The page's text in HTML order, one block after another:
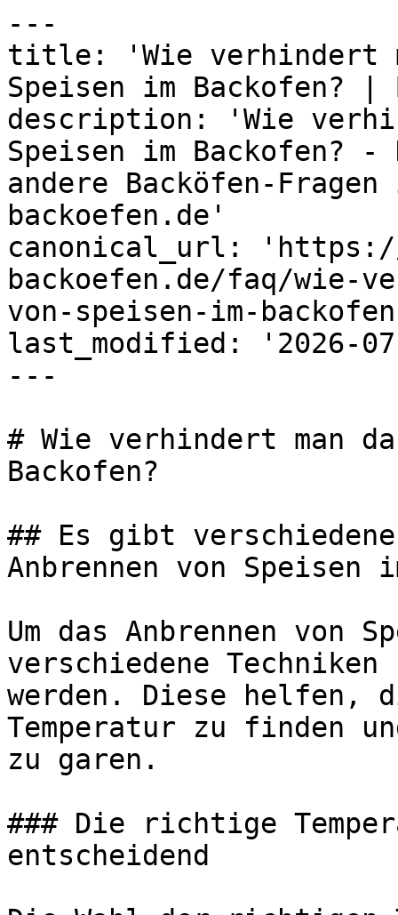
---
title: 'Wie verhindert
Speisen im Backofen? |
description: 'Wie
Speisen im Backofen?
andere Backöfen-
backoefen.de'
canonical_url: 'https://
backoefen.de/faq/wie-
von-speisen-im-
last_modified: '2026-
---
# Wie verhindert man
Backofen?
## Es gibt
Anbrennen von Speisen
Um das Anbrennen von
verschiedene Techniken
werden. Diese helfen,
Temperatur zu finden
zu garen.
### Die richtige
entscheidend